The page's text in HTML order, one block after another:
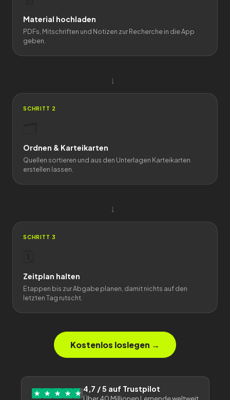
Material hochladen
PDFs, Mitschriften und Notizen zur Recherche in die App
geben.
→
SCHRITT 2
Ordnen & Karteikarten
Quellen sortieren und aus den Unterlagen Karteikarten
erstellen lassen.
→
SCHRITT 3
Zeitplan halten
Etappen bis zur Abgabe planen, damit nichts auf den
letzten Tag rutscht.
Kostenlos loslegen →
★ ★ ★ ★ ★ 4,7 / 5 auf Trustpilot